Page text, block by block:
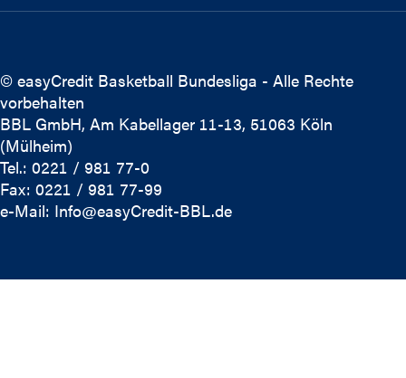
© easyCredit Basketball Bundesliga - Alle Rechte
vorbehalten
BBL GmbH, Am Kabellager 11-13, 51063 Köln
(Mülheim)
Tel.: 0221 / 981 77-0
Fax: 0221 / 981 77-99
e-Mail: Info@easyCredit-BBL.de